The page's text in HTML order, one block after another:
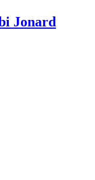
Jonard